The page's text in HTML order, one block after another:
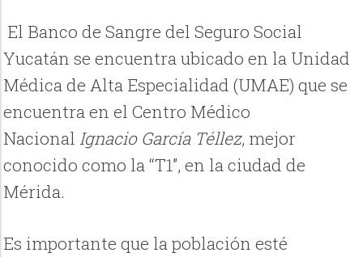
El Banco de Sangre del Seguro Social
Yucatán se encuentra ubicado en la Unidad
Médica de Alta Especialidad (UMAE) que se
encuentra en el Centro Médico
Nacional Ignacio García Téllez, mejor
conocido como la “T1”, en la ciudad de
Mérida.
Es importante que la población esté